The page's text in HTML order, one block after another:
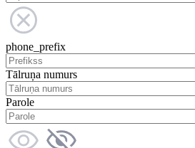
phone_prefix
Tālruņa numurs
Parole